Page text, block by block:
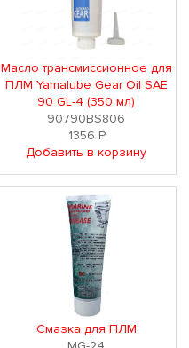
Масло трансмиссионное для
ПЛМ Yamalube Gear Oil SAE
90 GL-4 (350 мл)
90790BS806
1356Р
Добавить в корзину
Смазка для ПЛМ